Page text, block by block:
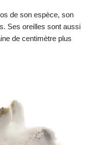
de son espèce, son
Ses oreilles sont aussi
de centimètre plus